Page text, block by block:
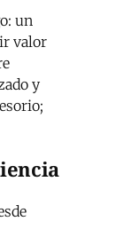
un
valor
y